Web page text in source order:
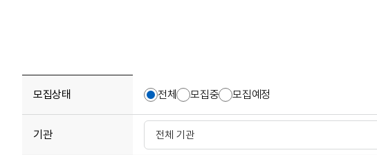
모집상태 전체 모집중 모집예정
기관